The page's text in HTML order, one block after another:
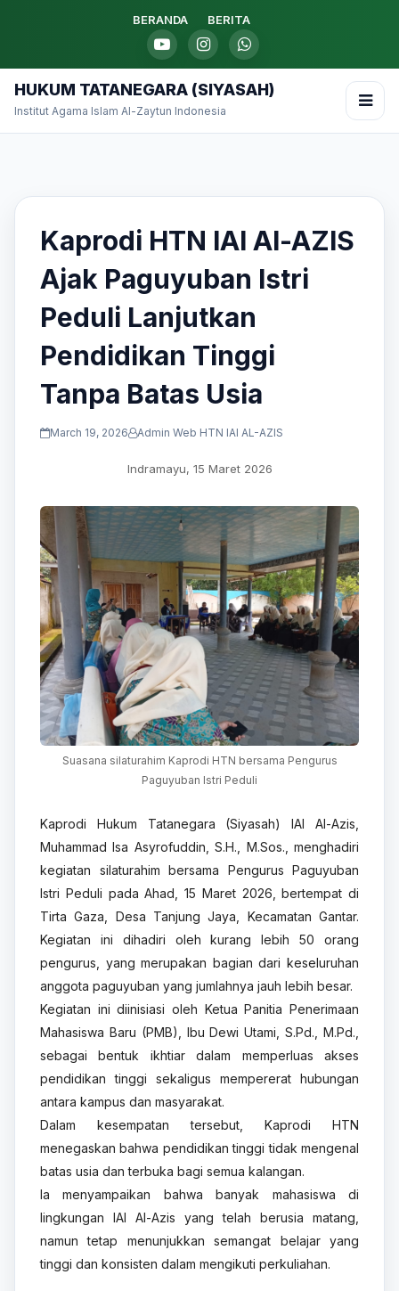
BERANDA BERITA
HUKUM TATANEGARA (SIYASAH)
Institut Agama Islam Al-Zaytun Indonesia
Kaprodi HTN IAI Al-AZIS
Ajak Paguyuban Istri
Peduli Lanjutkan
Pendidikan Tinggi
Tanpa Batas Usia
March 19, 2026 Admin Web HTN IAI AL-AZIS
Indramayu, 15 Maret 2026
Suasana silaturahim Kaprodi HTN bersama Pengurus
Paguyuban Istri Peduli
Kaprodi Hukum Tatanegara (Siyasah) IAI Al-Azis,
Muhammad Isa Asyrofuddin, S.H., M.Sos., menghadiri
kegiatan silaturahim bersama Pengurus Paguyuban
Istri Peduli pada Ahad, 15 Maret 2026, bertempat di
Tirta Gaza, Desa Tanjung Jaya, Kecamatan Gantar.
Kegiatan ini dihadiri oleh kurang lebih 50 orang
pengurus, yang merupakan bagian dari keseluruhan
anggota paguyuban yang jumlahnya jauh lebih besar.
Kegiatan ini diinisiasi oleh Ketua Panitia Penerimaan
Mahasiswa Baru (PMB), Ibu Dewi Utami, S.Pd., M.Pd.,
sebagai bentuk ikhtiar dalam memperluas akses
pendidikan tinggi sekaligus mempererat hubungan
antara kampus dan masyarakat.
Dalam kesempatan tersebut, Kaprodi HTN
menegaskan bahwa pendidikan tinggi tidak mengenal
batas usia dan terbuka bagi semua kalangan.
Ia menyampaikan bahwa banyak mahasiswa di
lingkungan IAI Al-Azis yang telah berusia matang,
namun tetap menunjukkan semangat belajar yang
tinggi dan konsisten dalam mengikuti perkuliahan.